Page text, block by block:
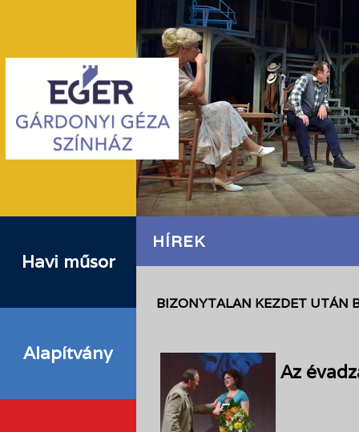
Havi műsor
Alapítvány
HÍREK
BIZONYTALAN KEZDET UTÁN
Az